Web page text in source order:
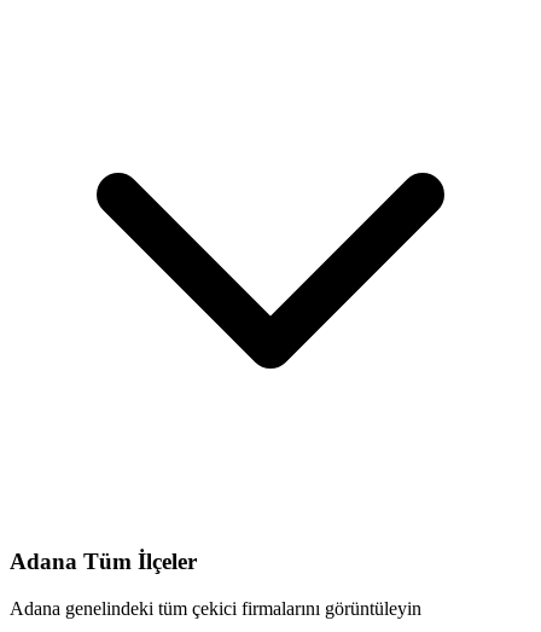
Adana Tüm İlçeler
Adana genelindeki tüm çekici firmalarını görüntüleyin